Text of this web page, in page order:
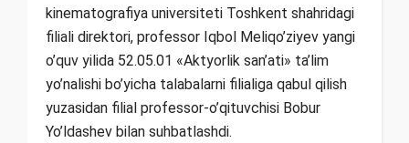
kinematografiya universiteti Toshkent shahridagi
filiali direktori, professor Iqbol Meliqo’ziyev yangi
o’quv yilida 52.05.01 «Aktyorlik san’ati» ta’lim
yo’nalishi bo’yicha talabalarni filialiga qabul qilish
yuzasidan filial professor-o’qituvchisi Bobur
Yo’ldashev bilan suhbatlashdi.